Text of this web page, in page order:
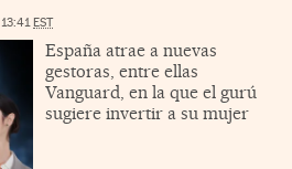
EST
España atrae a nuevas
gestoras, entre ellas
Vanguard, en la que el gurú
sugiere invertir a su mujer